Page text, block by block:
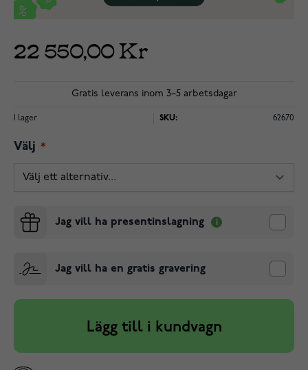
22 550,00 Kr
Gratis leverans inom 3–5 arbetsdagar
I lager SKU: 62670
Välj
Jag vill ha presentinslagning
Jag vill ha en gratis gravering
Lägg till i kundvagn